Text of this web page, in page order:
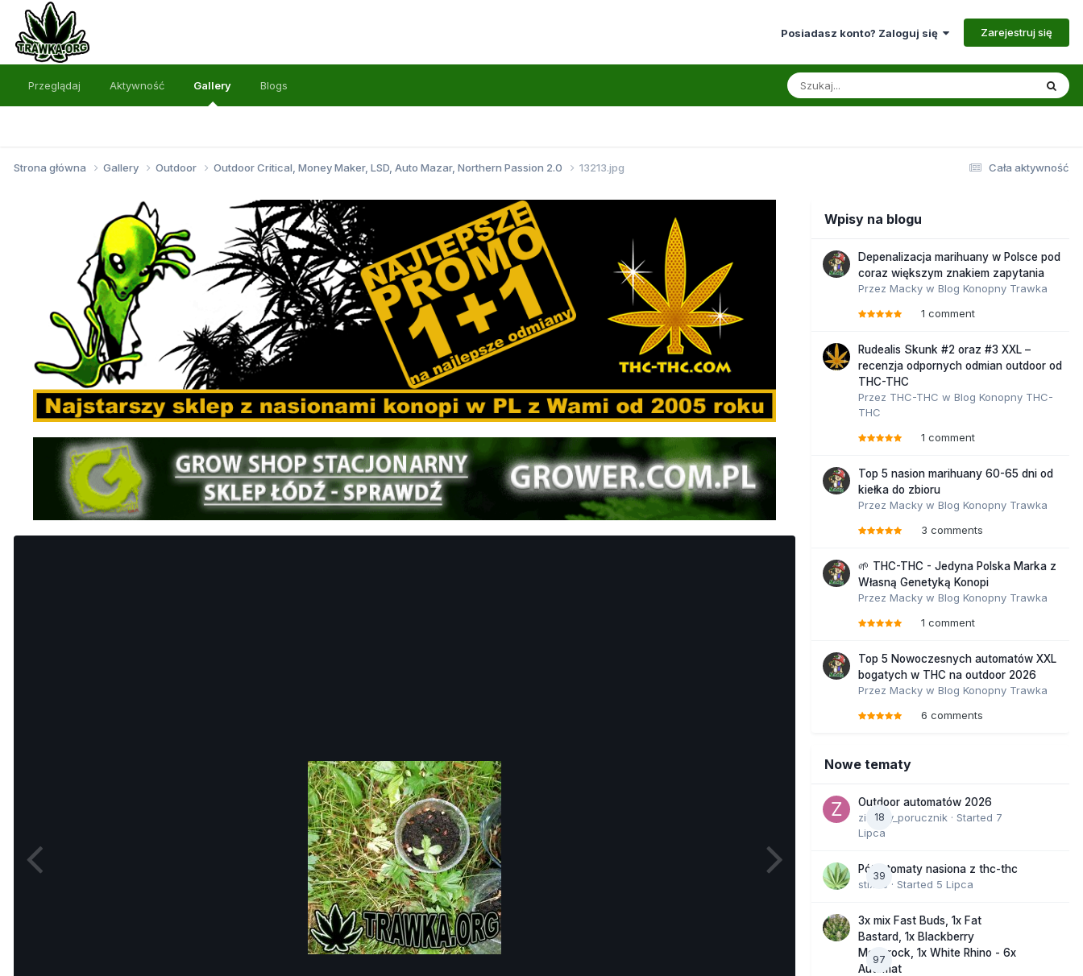
Posiadasz konto? Zaloguj się Zarejestruj się
Przeglądaj Aktywność Gallery Blogs
Cała aktywność
Strona główna Gallery Outdoor Outdoor Critical, Money Maker, LSD, Auto Mazar, Northern Passion 2.0 13213.jpg
Wpisy na blogu
Depenalizacja marihuany w Polsce pod
coraz większym znakiem zapytania
Przez Macky w Blog Konopny Trawka
1 comment
Rudealis Skunk #2 oraz #3 XXL –
recenzja odpornych odmian outdoor od
THC-THC
Przez THC-THC w Blog Konopny THC-
THC
1 comment
Top 5 nasion marihuany 60-65 dni od
kiełka do zbioru
Przez Macky w Blog Konopny Trawka
3 comments
🌱 THC-THC - Jedyna Polska Marka z
Własną Genetyką Konopi
Przez Macky w Blog Konopny Trawka
1 comment
Top 5 Nowoczesnych automatów XXL
bogatych w THC na outdoor 2026
Przez Macky w Blog Konopny Trawka
6 comments
Nowe tematy
18
Outdoor automatów 2026
zielony_porucznik · Started 7
Lipca
39
Półautomaty nasiona z thc-thc
stix33 · Started 5 Lipca
97
3x mix Fast Buds, 1x Fat
Bastard, 1x Blackberry
Moonrock, 1x White Rhino - 6x
Automat